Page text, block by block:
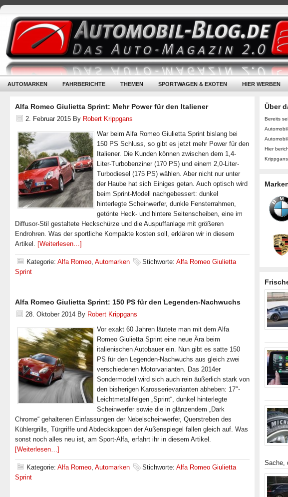
AUTOMARKEN FAHRBERICHTE THEMEN SPORTWAGEN & EXOTEN HIER WERBEN
Alfa Romeo Giulietta Sprint: Mehr Power für den Italiener
2. Februar 2015 By Robert Krippgans
War beim Alfa Romeo Giulietta Sprint bislang bei
150 PS Schluss, so gibt es jetzt mehr Power für den
Italiener. Die Kunden können zwischen dem 1,4-
Liter-Turbobenziner (170 PS) und einem 2,0-Liter-
Turbodiesel (175 PS) wählen. Aber nicht nur unter
der Haube hat sich Einiges getan. Auch optisch wird
beim Sprint-Modell nachgebessert: dunkel
hinterlegte Scheinwerfer, dunkle Fensterrahmen,
getönte Heck- und hintere Seitenscheiben, eine im
Diffusor-Stil gestaltete Heckschürze und die Auspuffanlage mit größeren
Endrohren. Was der sportliche Kompakte kosten soll, erklären wir in diesem
Artikel. [Weiterlesen…]
Kategorie: Alfa Romeo, Automarken Stichworte: Alfa Romeo Giulietta
Sprint
Alfa Romeo Giulietta Sprint: 150 PS für den Legenden-Nachwuchs
28. Oktober 2014 By Robert Krippgans
Vor exakt 60 Jahren läutete man mit dem Alfa
Romeo Giulietta Sprint eine neue Ära beim
italienischen Autobauer ein. Nun gibt es satte 150
PS für den Legenden-Nachwuchs aus gleich zwei
verschiedenen Motorvarianten. Das 2014er
Sondermodell wird sich auch rein äußerlich stark von
den bisherigen Karosserievarianten abheben: 17″-
Leichtmetallfelgen „Sprint“, dunkel hinterlegte
Scheinwerfer sowie die in glänzendem „Dark
Chrome“ gehaltenen Einfassungen der Nebelscheinwerfer, Querstreben des
Kühlergrills, Türgriffe und Abdeckkappen der Außenspiegel fallen gleich auf. Was
sonst noch alles neu ist, am Sport-Alfa, erfahrt ihr in diesem Artikel.
[Weiterlesen…]
Kategorie: Alfa Romeo, Automarken Stichworte: Alfa Romeo Giulietta
Sprint
Über
Bereits
Hier
Sache,